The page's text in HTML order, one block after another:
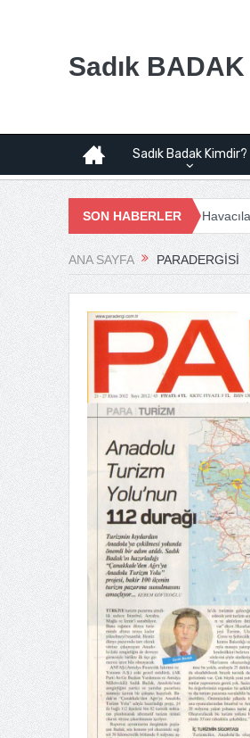
Sadık BADAK
Sadık Badak Kimdir?
SON HABERLER
Projesi | Bağımsız Havacılar
ANA SAYFA PARADERGISI